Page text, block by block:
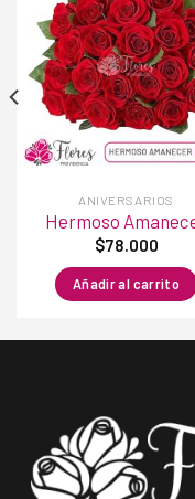
ANIVERSARIOS
Hermoso
$78.000
Añadir al carrito